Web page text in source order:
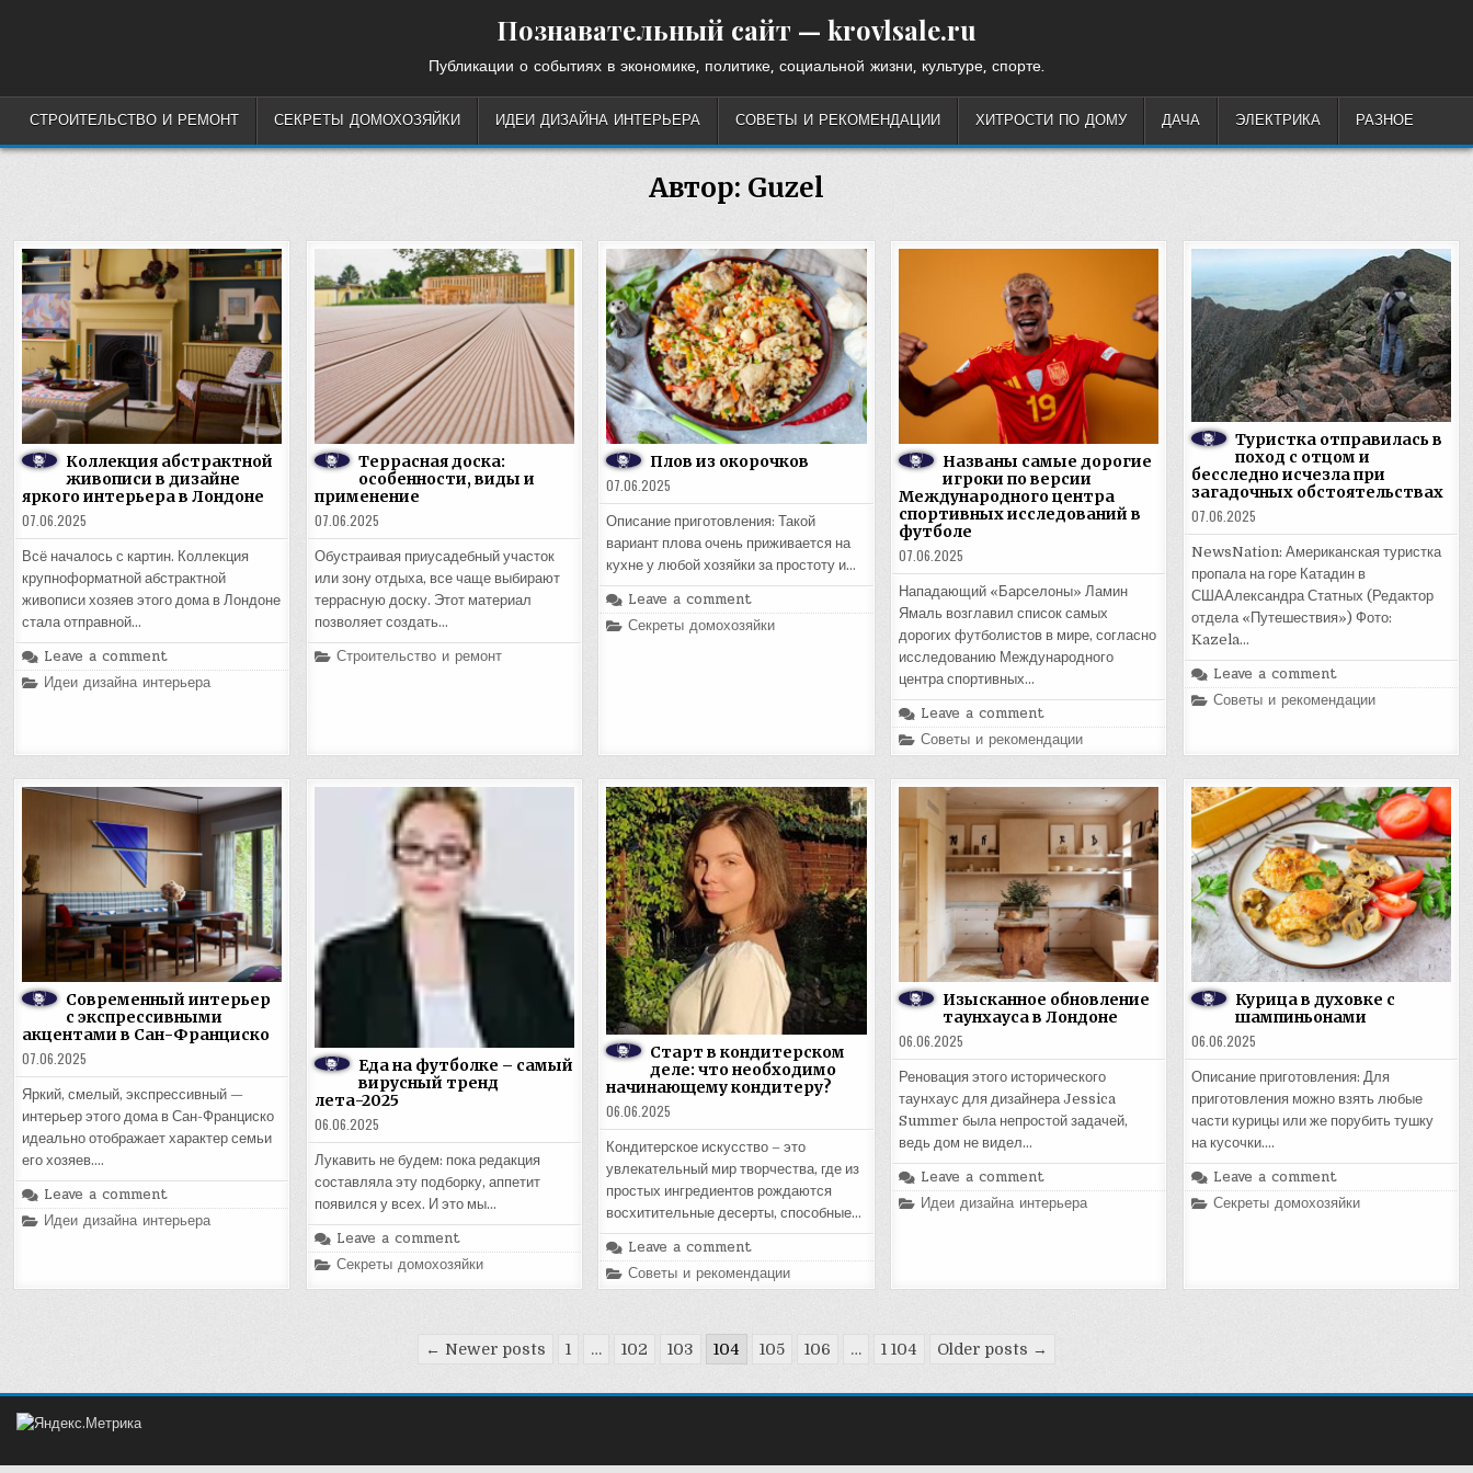
Познавательный сайт — krovlsale.ru
Публикации о событиях в экономике, политике, социальной жизни, культуре, спорте.
СТРОИТЕЛЬСТВО И РЕМОНТ СЕКРЕТЫ ДОМОХОЗЯЙКИ ИДЕИ ДИЗАЙНА ИНТЕРЬЕРА СОВЕТЫ И РЕКОМЕНДАЦИИ ХИТРОСТИ ПО ДОМУ ДАЧА ЭЛЕКТРИКА РАЗНОЕ
Автор: Guzel
Коллекция абстрактной
живописи в дизайне
яркого интерьера в Лондоне
07.06.2025
Всё началось с картин. Коллекция
крупноформатной абстрактной
живописи хозяев этого дома в Лондоне
стала отправной…
Leave a comment
Posted
in
Идеи дизайна интерьера
Террасная доска:
особенности, виды и
применение
07.06.2025
Обустраивая приусадебный участок
или зону отдыха, все чаще выбирают
террасную доску. Этот материал
позволяет создать…
Posted
Строительство и ремонт
Плов из окорочков
07.06.2025
Описание приготовления: Такой
вариант плова очень приживается на
кухне у любой хозяйки за простоту и…
Leave a comment
Posted
Секреты домохозяйки
Названы самые дорогие
игроки по версии
Международного центра
спортивных исследований в
футболе
07.06.2025
Нападающий «Барселоны» Ламин
Ямаль возглавил список самых
дорогих футболистов в мире, согласно
исследованию Международного
центра спортивных…
Leave a comment
Posted
in
Советы и рекомендации
Туристка отправилась в
поход с отцом и
бесследно исчезла при
загадочных обстоятельствах
07.06.2025
NewsNation: Американская туристка
пропала на горе Катадин в
СШААлександра Статных (Редактор
отдела «Путешествия») Фото:
Kazela…
Leave a comment
Posted
Советы и рекомендации
Современный интерьер
с экспрессивными
акцентами в Сан-Франциско
07.06.2025
Яркий, смелый, экспрессивный —
интерьер этого дома в Сан-Франциско
идеально отображает характер семьи
его хозяев….
Leave a comment
Posted
in
Идеи дизайна интерьера
Еда на футболке – самый
вирусный тренд
лета-2025
06.06.2025
Лукавить не будем: пока редакция
составляла эту подборку, аппетит
появился у всех. И это мы…
Leave a comment
Posted
Секреты домохозяйки
Старт в кондитерском
деле: что необходимо
начинающему кондитеру?
06.06.2025
Кондитерское искусство – это
увлекательный мир творчества, где из
простых ингредиентов рождаются
восхитительные десерты, способные…
Leave a comment
Posted
in
Советы и рекомендации
Изысканное обновление
таунхауса в Лондоне
06.06.2025
Реновация этого исторического
таунхаус для дизайнера Jessica
Summer была непростой задачей,
ведь дом не видел…
Leave a comment
Posted
in
Идеи дизайна интерьера
Курица в духовке с
шампиньонами
06.06.2025
Описание приготовления: Для
приготовления можно взять любые
части курицы или же порубить тушку
на кусочки….
Leave a comment
Posted
Секреты домохозяйки
← Newer posts 1 … 102 103 104 105 106 … 1 104 Older posts →